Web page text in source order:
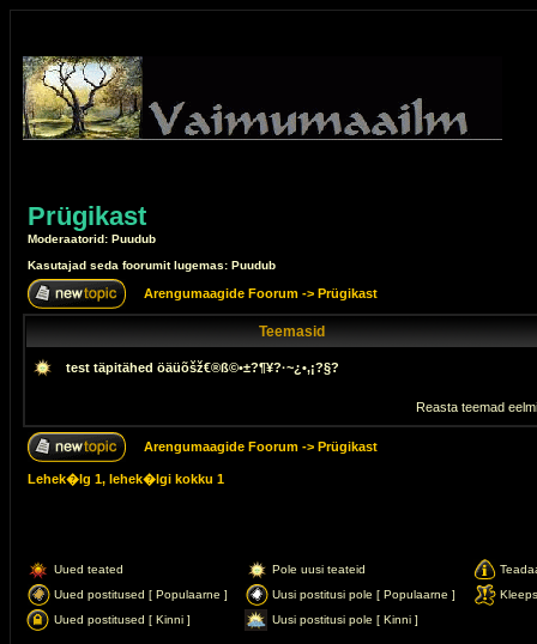
Prügikast
Moderaatorid: Puudub
Kasutajad seda foorumit lugemas: Puudub
Arengumaagide Foorum -> Prügikast
Teemasid
test täpitähed öäüõšž€®ß©•±?¶¥?·~¿•,¡?§?
Reasta teemad
Arengumaagide Foorum -> Prügikast
Lehek�lg 1, lehek�lgi kokku 1
Uued teated Pole uusi teateid
Uued postitused [ Populaarne ]
Uusi postitusi pole [ Populaarne ]
Kleeps
Uued postitused [ Kinni ]
Uusi postitusi pole [ Kinni ]